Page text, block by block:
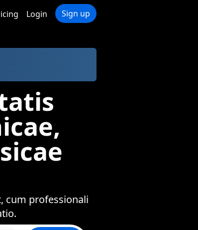
Login Sign up
cum professionali